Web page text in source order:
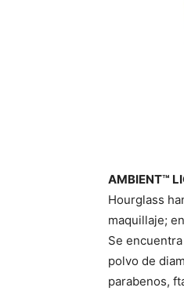
AMBIENT™
Hourglass
maquillaje;
Se
polvo de
parabenos,